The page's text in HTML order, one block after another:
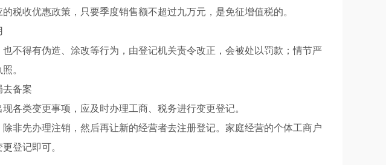
税收优惠政策，只要季度销售额不超过九万元，是免征增值税的。
不得有伪造、涂改等行为，由登记机关责令改正，会被处以罚款；情节严
。
去备案
各类变更事项，应及时办理工商、税务进行变更登记。
非先办理注销，然后再让新的经营者去注册登记。家庭经营的个体工商户
登记即可。